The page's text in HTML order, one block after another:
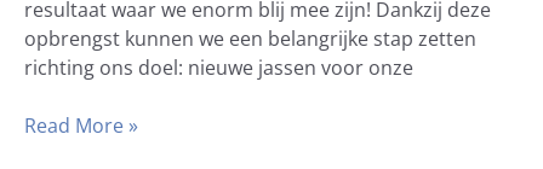
resultaat waar we enorm blij mee zijn! Dankzij deze
opbrengst kunnen we een belangrijke stap zetten
richting ons doel: nieuwe jassen voor onze
Read More »